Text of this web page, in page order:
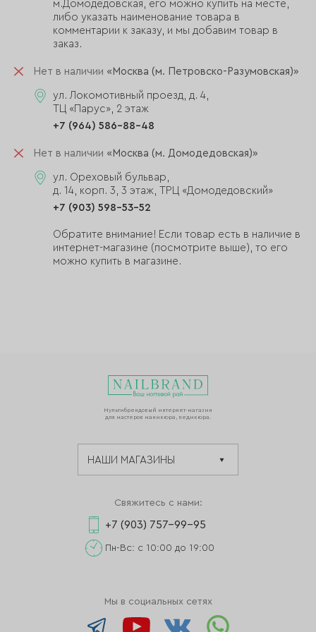
м.Домодедовская, его можно купить на месте,
либо указать наименование товара в
комментарии к заказу, и мы добавим товар в
заказ.
Нет в наличии «Москва (м. Петровско-Разумовская)»
ул. Локомотивный проезд, д. 4,
ТЦ «Парус», 2 этаж
+7 (964) 586-88-48
Нет в наличии «Москва (м. Домодедовская)»
ул. Ореховый бульвар,
д. 14, корп. 3, 3 этаж, ТРЦ «Домодедовский»
+7 (903) 598-53-52
Обратите внимание! Если товар есть в наличие в
интернет-магазине (посмотрите выше), то его
можно купить в магазине.
Мультибрендовый интернет-магазин
для мастеров маникюра, педикюра.
Свяжитесь с нами:
+7 (903) 757-99-95
Пн-Вс: с 10:00 до 19:00
Мы в социальных сетях